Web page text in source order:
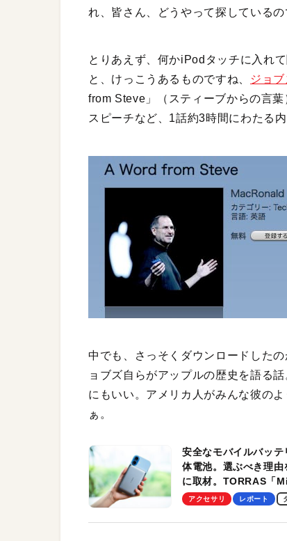
れ、皆さん、どうやって探しているの
とりあえず、何かiPodタッチに入れ
と、けっこうあるものですね、
ジョ
from Steve」（スティーブからの言
スピーチなど、1話約3時間にわたる
中でも、さっそくダウンロードした
ョブズ自らがアップルの歴史を語る
にもいい。アメリカ人がみんな彼の
ぁ。
安全なモバイルバッテ
体電池。選ぶべき理由
に取材。TORRAS「
Pro」の実機レビュー
アクセサリ レポート